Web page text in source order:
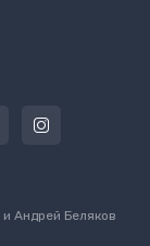
и Андрей Беляков